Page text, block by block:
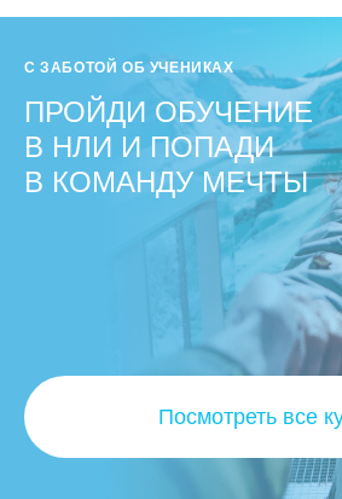
С ЗАБОТОЙ ОБ УЧЕНИКАХ
ПРОЙДИ ОБУЧЕНИЕ
В НЛИ И ПОПАДИ
В КОМАНДУ МЕЧТЫ
Посмотреть все